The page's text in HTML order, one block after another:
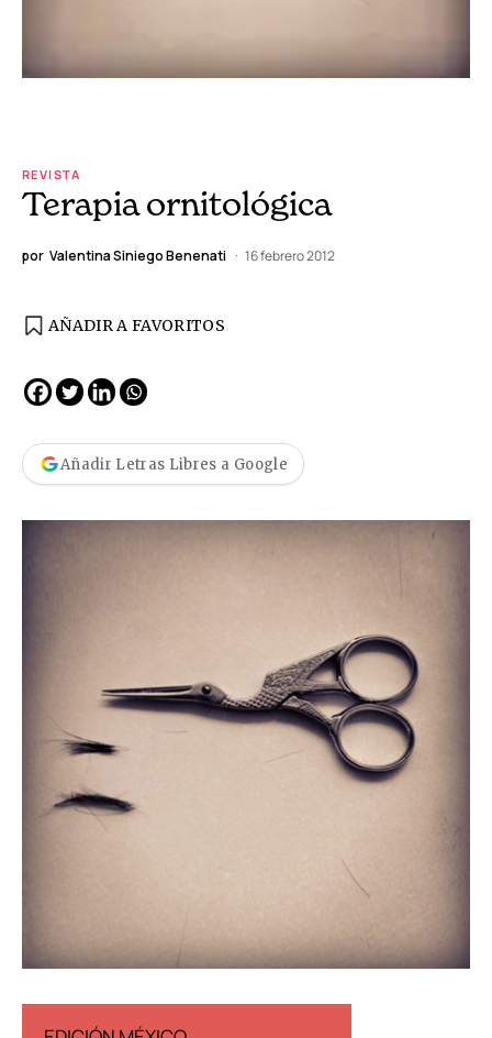
REVISTA
Terapia ornitológica
por Valentina Siniego Benenati 16 febrero 2012
AÑADIR A FAVORITOS
Añadir Letras Libres a Google